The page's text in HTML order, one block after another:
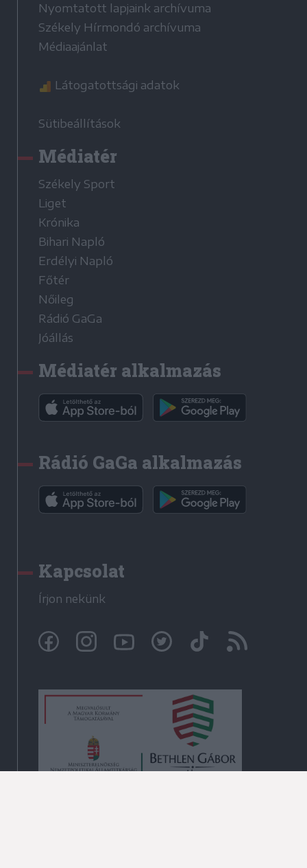
Nyomtatott lapjaink archívuma
Székely Hírmondó archívuma
Médiaajánlat
Látogatottsági adatok
Sütibeállítások
Médiatér
Székely Sport
Liget
Krónika
Bihari Napló
Erdélyi Napló
Főtér
Nőileg
Rádió GaGa
Jóállás
Médiatér alkalmazás
Rádió GaGa alkalmazás
Kapcsolat
Írjon nekünk